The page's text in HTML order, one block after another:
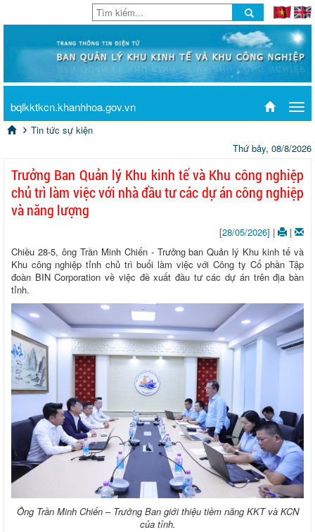
bqlkktkcn.khanhhoa.gov.vn
Tin tức sự kiện
Thứ bảy, 08/8/2026
Trưởng Ban Quản lý Khu kinh tế và Khu công nghiệp
chủ trì làm việc với nhà đầu tư các dự án công nghiệp
và năng lượng
[28/05/2026] |
|
Chiều 28-5, ông Trần Minh Chiến - Trưởng ban Quản lý Khu kinh tế và
Khu công nghiệp tỉnh chủ trì buổi làm việc với Công ty Cổ phần Tập
đoàn BIN Corporation về việc đề xuất đầu tư các dự án trên địa bàn
tỉnh.
Ông Trần Minh Chiến – Trưởng Ban giới thiệu tiềm năng KKT và KCN
của tỉnh.